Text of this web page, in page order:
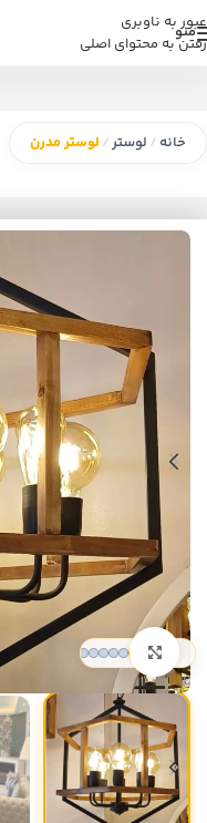
عبور به ناوبری
رفتن به محتوای اصلی
منو
خانه / لوستر/ لوستر مدرن
بزرگنمایی تصویر